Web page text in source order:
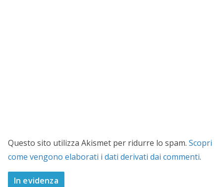
Questo sito utilizza Akismet per ridurre lo spam. Scopri
come vengono elaborati i dati derivati dai commenti.
In evidenza